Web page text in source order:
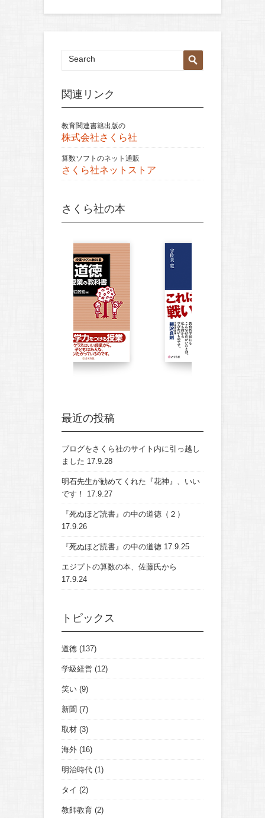
関連リンク
教育関連書籍出版の
株式会社さくら社
算数ソフトのネット通販
さくら社ネットストア
さくら社の本
最近の投稿
ブログをさくら社のサイト内に引っ越し
ました 17.9.28
明石先生が勧めてくれた『花神』、いい
です！
17.9.27
『死ぬほど読書』の中の道徳（２）
17.9.26
『死ぬほど読書』の中の道徳 17.9.25
エジプトの算数の本、佐藤氏から
17.9.24
トピックス
道徳 (137)
学級経営 (12)
笑い (9)
新聞 (7)
取材 (3)
海外 (16)
明治時代 (1)
タイ (2)
教師教育 (2)